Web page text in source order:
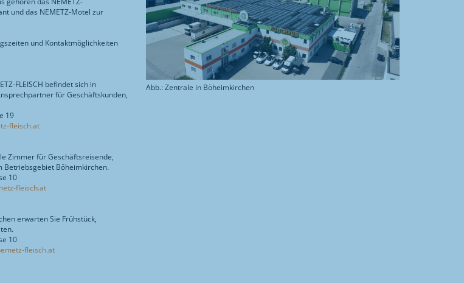
und das NEMETZ-Motel zur
und Kontaktmöglichkeiten
FLEISCH befindet sich in
für Geschäftskunden,
19
fleisch.at
Zimmer für Geschäftsreisende,
Böheimkirchen.
10
fleisch.at
erwarten Sie Frühstück,
10
fleisch.at
Abb.: Zentrale in Böheimkirchen